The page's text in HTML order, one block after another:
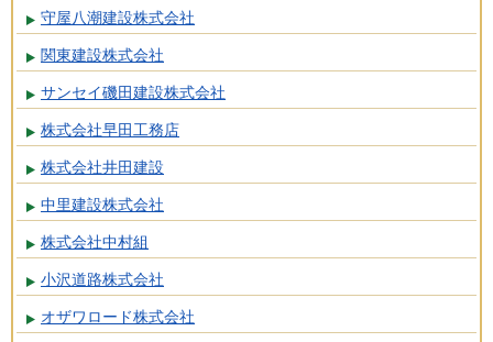
守屋八潮建設株式会社
関東建設株式会社
サンセイ磯田建設株式会社
株式会社早田工務店
株式会社井田建設
中里建設株式会社
株式会社中村組
小沢道路株式会社
オザワロード株式会社